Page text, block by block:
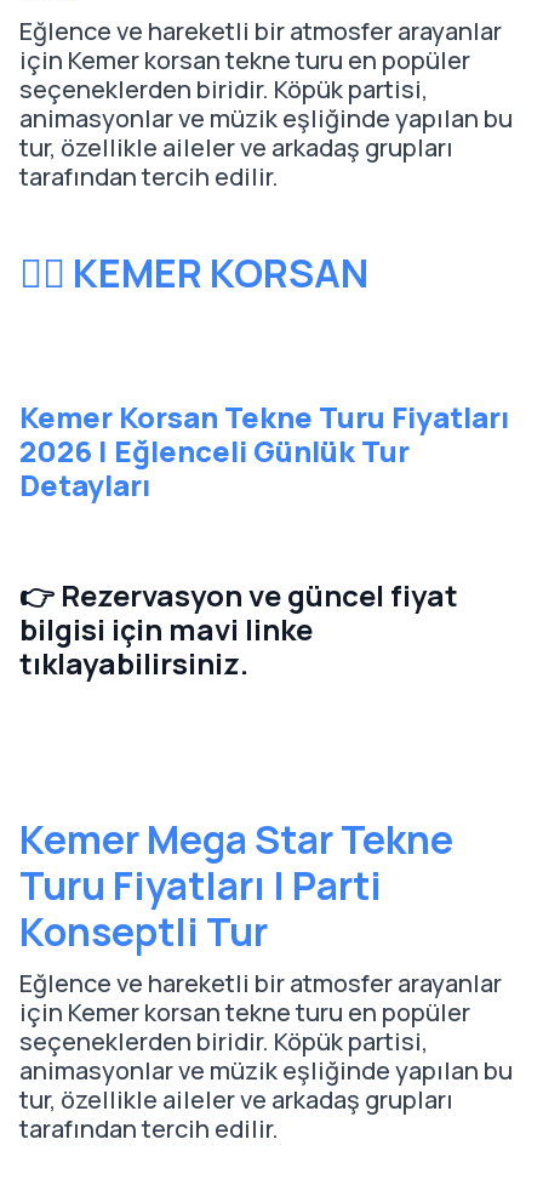
Eğlence ve hareketli bir atmosfer arayanlar
için Kemer korsan tekne turu en popüler
seçeneklerden biridir. Köpük partisi,
animasyonlar ve müzik eşliğinde yapılan bu
tur, özellikle aileler ve arkadaş grupları
tarafından tercih edilir.
🏴‍☠️ KEMER KORSAN
Kemer Korsan Tekne Turu Fiyatları
2026 | Eğlenceli Günlük Tur
Detayları
👉 Rezervasyon ve güncel fiyat
bilgisi için mavi linke
tıklayabilirsiniz.
Kemer Mega Star Tekne
Turu Fiyatları | Parti
Konseptli Tur
Eğlence ve hareketli bir atmosfer arayanlar
için Kemer korsan tekne turu en popüler
seçeneklerden biridir. Köpük partisi,
animasyonlar ve müzik eşliğinde yapılan bu
tur, özellikle aileler ve arkadaş grupları
tarafından tercih edilir.